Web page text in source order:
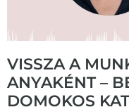
VISSZA A
ANYAKÉNT –
DOMOKOS